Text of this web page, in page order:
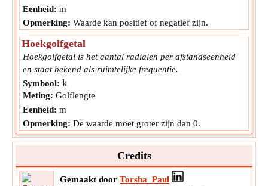
Eenheid: m
Opmerking: Waarde kan positief of negatief zijn.
Hoekgolfgetal
Hoekgolfgetal is het aantal radialen per afstandseenheid
en staat bekend als ruimtelijke frequentie.
Symbool: k
Meting: Golflengte
Eenheid: m
Opmerking: De waarde moet groter zijn dan 0.
Credits
Gemaakt door Torsha_Paul